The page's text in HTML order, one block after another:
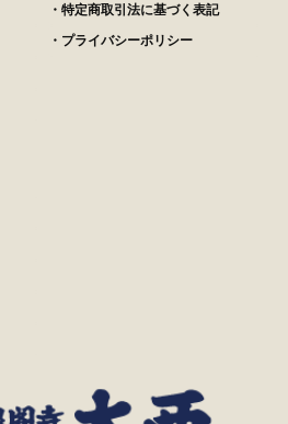
・特定商取引法に基づく表記
・プライバシーポリシー